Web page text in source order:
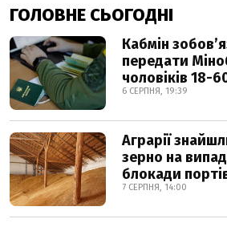
ГОЛОВНЕ СЬОГОДНІ
Кабмін
передати
чоловіків 18-
6 СЕРПНЯ, 19:39
Аграрії
зерно на
блокади
7 СЕРПНЯ, 14:00